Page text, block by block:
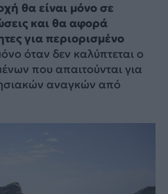
θα είναι μόνο σε
και θα αφορά
για περιορισμένο
όταν δεν καλύπτεται ο
που απαιτούνται για
αναγκών από